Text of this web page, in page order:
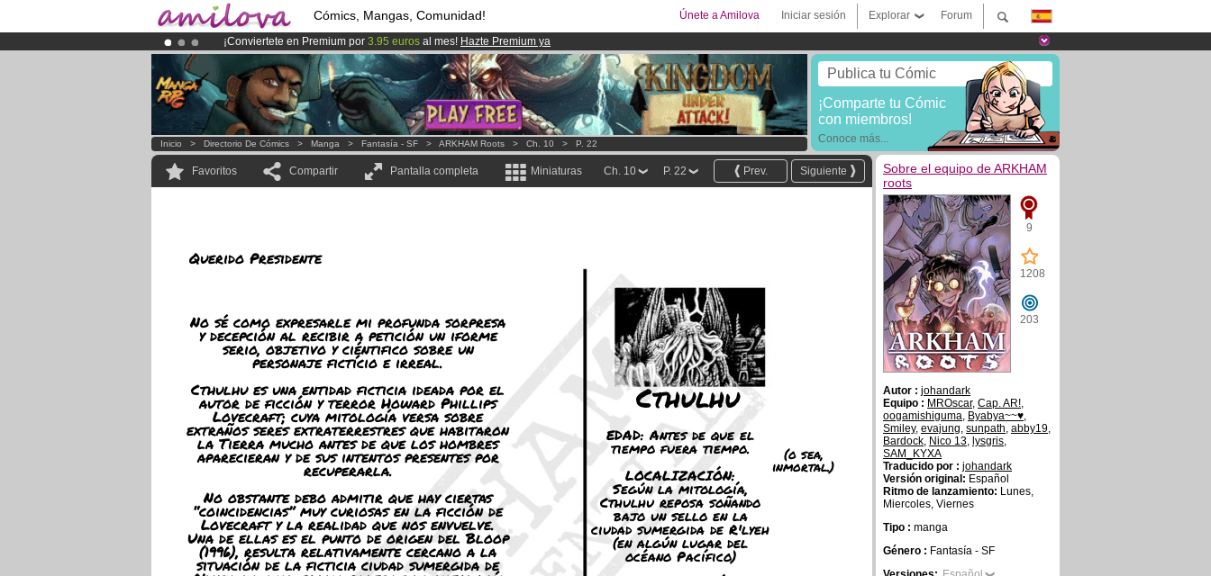
Cómics, Mangas, Comunidad! Forum
Explorar
Iniciar sesión
Únete a Amilova
¡Conviertete en Premium por 3.95 euros al mes! Hazte Premium ya
¡Ya tenemos 100000miembrosy 1000Cómics y Mangas!.
El Kickstarter Amilova está desormado lanzado!.
Publica tu Cómic
¡Comparte tu Cómic
con miembros!
Conoce más...
Inicio > Directorio De Cómics > Manga > Fantasía - SF > ARKHAM Roots > Ch. 10 > P. 22
Favoritos Compartir Pantalla completa Miniaturas Siguiente
Prev.
P. 22
Ch. 10
Querido Presidente
No sé como expresarle mi profunda sorpresa
y decepción al recibir a petición un iforme
serio, objetivo y ciéntifico sobre un
personaje fictício e irreal.
Cthulhu es una entidad ficticia ideada por el
autor de ficción y terror Howard Phillips
Lovecraft; cuya mitología versa sobre
extraños seres extraterrestres que habitaron
la Tierra mucho antes de que los hombres
aparecieran y de sus intentos presentes por
recuperarla.
No obstante debo admitir que hay ciertas
“coincidencias” muy curiosas en la ficción de
Lovecraft y la realidad que nos envuelve.
Una de ellas es el punto de origen del Bloop
(1996), resulta relativamente cercano a la
situación de la ficticia ciudad sumergida de
Cthulhu
EDAD: Antes de que el
tiempo fuera tiempo.
LOCALIZACIÓN:
Según la mitología,
Cthulhu reposa soñando
bajo un sello en la
ciudad sumergida de R'lyeh
(en algún lugar del
océano Pacífico)
(o sea,
inmortal.)
Sobre el equipo de ARKHAM
roots
9
1208
203
Autor : johandark
Equipo : MROscar, Cap. AR!,
oogamishiguma, Byabya~~♥,
Smiley, evajung, sunpath, abby19,
Bardock, Nico 13, lysgris,
SAM_KYXA
Traducido por : johandark
Versión original: Español
Ritmo de lanzamiento: Lunes,
Miercoles, Viernes
Tipo : manga
Género : Fantasía - SF